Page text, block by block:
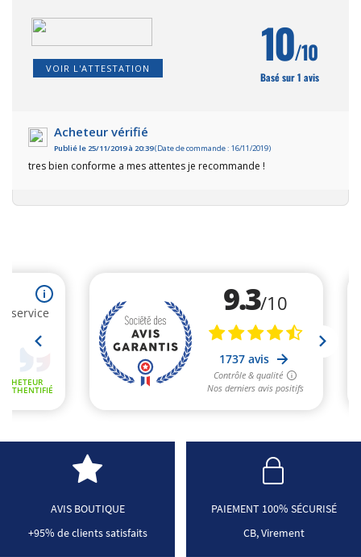
VOIR L'ATTESTATION 10/10
Basé sur 1 avis
Acheteur vérifié
Publié le 25/11/2019 à 20:39(Date de commande : 16/11/2019)
tres bien conforme a mes attentes je recommande !
AVIS BOUTIQUE
+95% de clients satisfaits
PAIEMENT 100% SÉCURISÉ
CB, Virement